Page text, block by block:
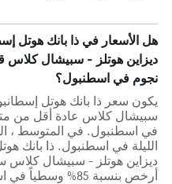
هل الأسعار في ذا بانك هوتل
نجوم في اسطنبول؟
يكون سعر ذا بانك هوتل
الليلة في اسطنبول. ذا بانك
أرخص بنسبة 85% وسطياً في اسطنبول.